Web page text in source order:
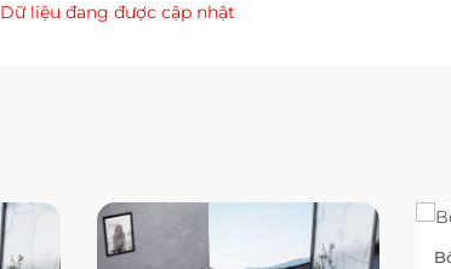
Dữ liệu đang được cập nhật